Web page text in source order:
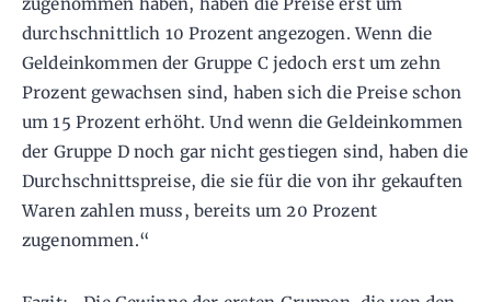
durchschnittlich 10 Prozent angezogen. Wenn die
Geldeinkommen der Gruppe C jedoch erst um zehn
Prozent gewachsen sind, haben sich die Preise schon
um 15 Prozent erhöht. Und wenn die Geldeinkommen
der Gruppe D noch gar nicht gestiegen sind, haben die
Durchschnittspreise, die sie für die von ihr gekauften
Waren zahlen muss, bereits um 20 Prozent
zugenommen.“